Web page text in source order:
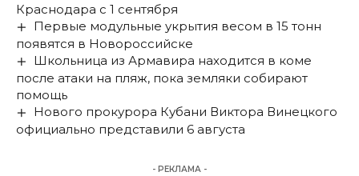
Краснодара с 1 сентября
Первые модульные укрытия весом в 15 тонн
появятся в Новороссийске
Школьница из Армавира находится в коме
после атаки на пляж, пока земляки собирают
помощь
Нового прокурора Кубани Виктора Винецкого
официально представили 6 августа
- РЕКЛАМА -